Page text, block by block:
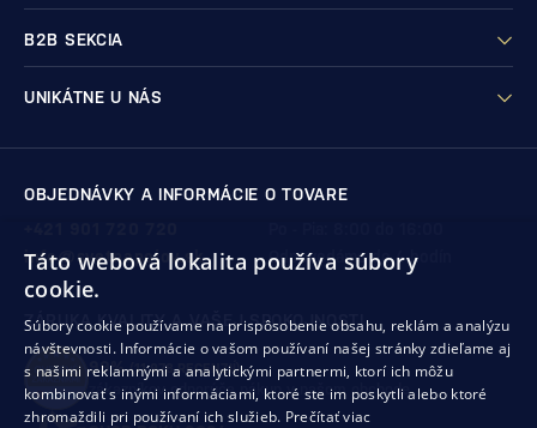
B2B SEKCIA
UNIKÁTNE U NÁS
OBJEDNÁVKY A INFORMÁCIE O TOVARE
Odpovedáme do 4 hodín
info@svetnapojov.sk
ZÁRUKA KVALITY A VAŠEJ SPOKOJNOSTI
99%(11 978 RECENZIÍ)
zákazníkov odporúča nákup v našom obchode
Táto webová lokalita používa súbory
cookie.
Súbory cookie používame na prispôsobenie obsahu, reklám a analýzu
návštevnosti. Informácie o vašom používaní našej stránky zdieľame aj
s našimi reklamnými a analytickými partnermi, ktorí ich môžu
kombinovať s inými informáciami, ktoré ste im poskytli alebo ktoré
zhromaždili pri používaní ich služieb. Prečítať viac